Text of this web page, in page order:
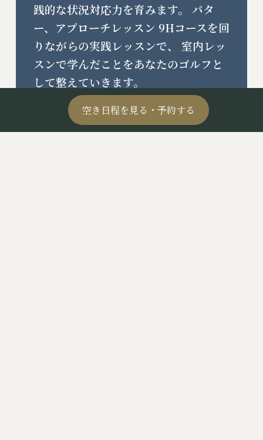
践的な状況対応力を育みます。 パタ
ー、アプローチレッスン 9Hコースを回
りながらの実践レッスンで、 室内レッ
スンで学んだことをあなたのゴルフと
して整えていきます。
空き日程を見る・予約する